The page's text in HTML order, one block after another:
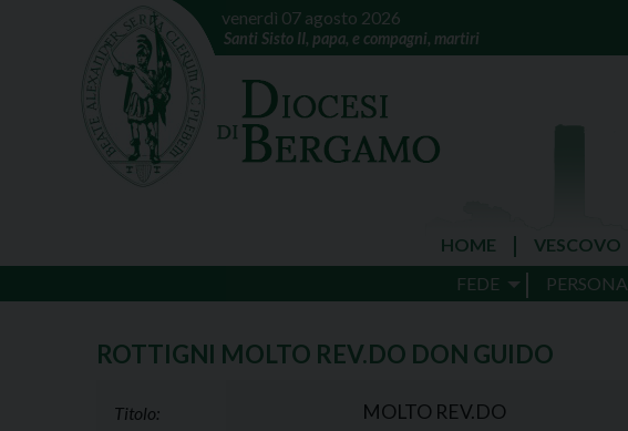
venerdì 07 agosto 2026
Santi Sisto II, papa, e compagni, martiri
HOME VESCOVO
FEDE
PERSONA
ROTTIGNI MOLTO REV.DO DON GUIDO
Titolo: MOLTO REV.DO